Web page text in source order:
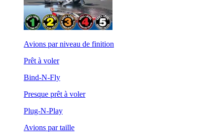
Avions par niveau de finition
Prêt à voler
Bind-N-Fly
Presque prêt à voler
Plug-N-Play
Avions par taille